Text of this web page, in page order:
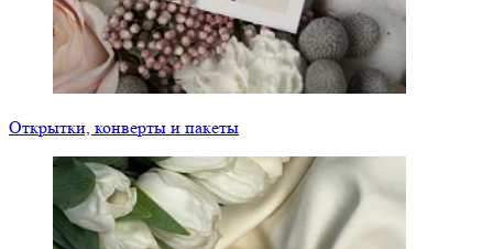
Открытки, конверты и пакеты